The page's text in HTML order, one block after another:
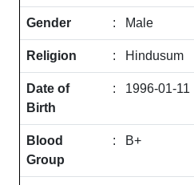
Gender : Male
Religion : Hindusum
Date of
Birth
: 1996-01-11
Blood
Group
: B+